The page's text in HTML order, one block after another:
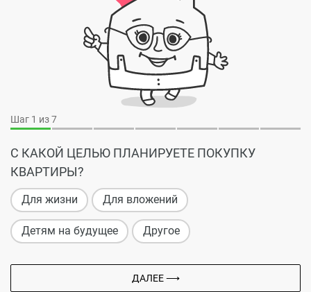
Шаг 1 из 7
С КАКОЙ ЦЕЛЬЮ ПЛАНИРУЕТЕ ПОКУПКУ
КВАРТИРЫ?
Для жизни Для вложений
Детям на будущее Другое
ДАЛЕЕ ⟶